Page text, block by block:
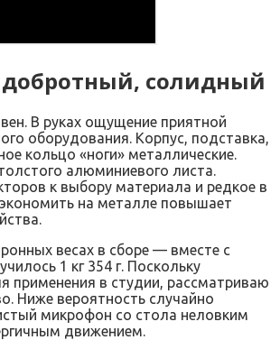
солидный
В руках ощущение приятной
оборудования. Корпус, подставка,
кольцо «ноги» металлические.
алюминиевого листа.
к выбору материала и редкое в
на металле повышает
весах в сборе — вместе с
1 кг 354 г. Поскольку
применения в студии, рассматриваю
Ниже вероятность случайно
микрофон со стола неловким
движением.